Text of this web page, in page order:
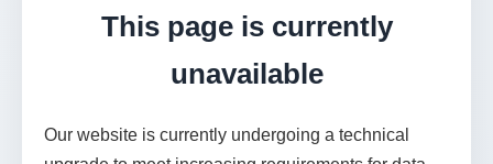
This page is currently
unavailable
Our website is currently undergoing a technical